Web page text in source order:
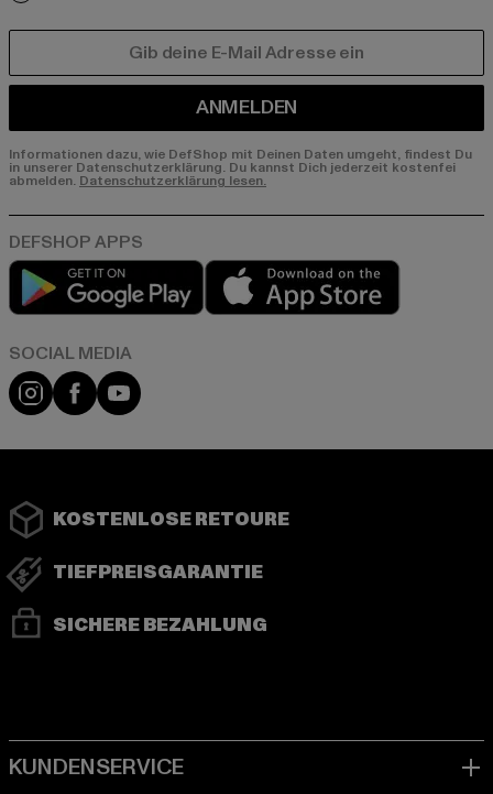
ANMELDEN
Informationen dazu, wie DefShop mit Deinen Daten umgeht, findest Du
in unserer Datenschutzerklärung. Du kannst Dich jederzeit kostenfei
abmelden. Datenschutzerklärung lesen.
Play market
Instagram
FacebookYouTube
KOSTENLOSE RETOURE
TIEFPREISGARANTIE
SICHERE BEZAHLUNG